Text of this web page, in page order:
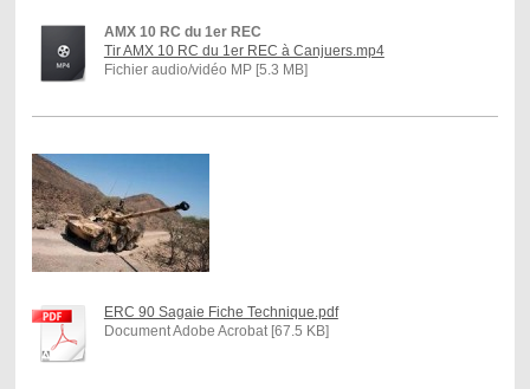
AMX 10 RC du 1er REC
Tir AMX 10 RC du 1er REC à Canjuers.mp4
Fichier audio/vidéo MP [5.3 MB]
ERC 90 Sagaie Fiche Technique.pdf
Document Adobe Acrobat [67.5 KB]